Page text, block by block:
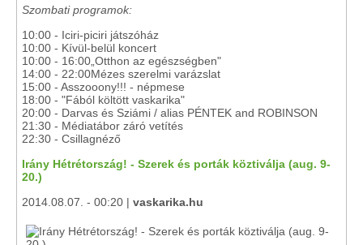
Szombati programok:
10:00 - Iciri-piciri játszóház
10:00 - Kívül-belül koncert
10:00 - 16:00„Otthon az egészségben"
14:00 - 22:00Mézes szerelmi varázslat
15:00 - Asszooony!!! - népmese
18:00 - "Fából költött vaskarika"
20:00 - Darvas és Sziámi / alias PÉNTEK and ROBINSON
21:30 - Médiatábor záró vetítés
22:30 - Csillagnéző
Irány Hétrétország! - Szerek és porták köztiválja (aug. 9-
20.)
2014.08.07. - 00:20 | vaskarika.hu